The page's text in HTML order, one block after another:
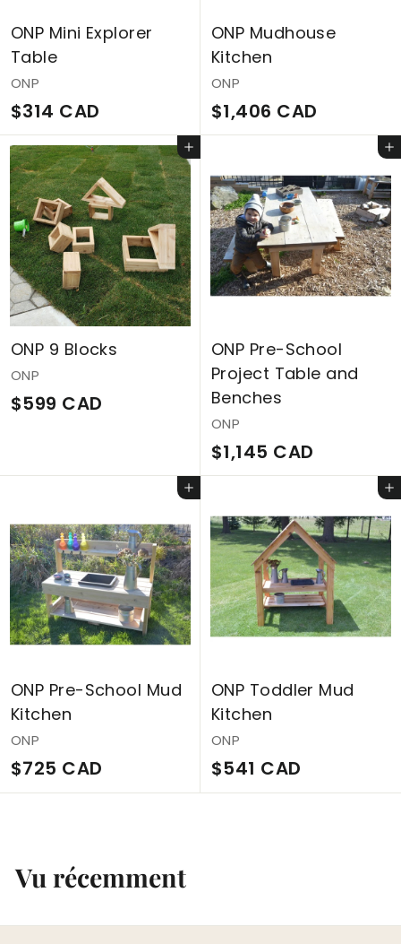
ONP Mini Explorer
Table
ONP
$314 CAD
3
1
4
C
A
D
ONP Mudhouse
Kitchen
ONP
$1,406 CAD
1
4
0
6
C
A
Ajouter au panier
ONP 9 Blocks
ONP
$599 CAD
9
A
D
Ajouter au panier
ONP Pre-School
Project Table and
Benches
ONP
$1,145 CAD
1
1
4
5
C
A
Ajouter au panier
ONP Pre-School Mud
Kitchen
ONP
$725 CAD
7
C
D
Ajouter au panier
ONP Toddler Mud
Kitchen
ONP
$541 CAD
5
D
Vu récemment